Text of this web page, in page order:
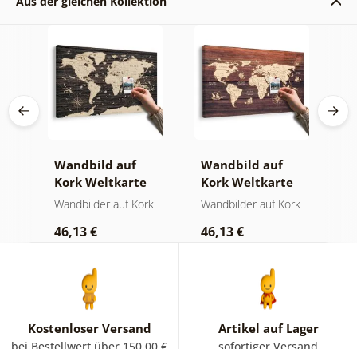
Wandbild auf
Kork Weltkarte
auf hölzernem
Wandbilder auf Kork
46,13 €
Wandbild auf
Kork Weltkarte
auf Holz
Wandbilder auf Kork
46,13 €
Kostenloser Versand Artikel auf Lager